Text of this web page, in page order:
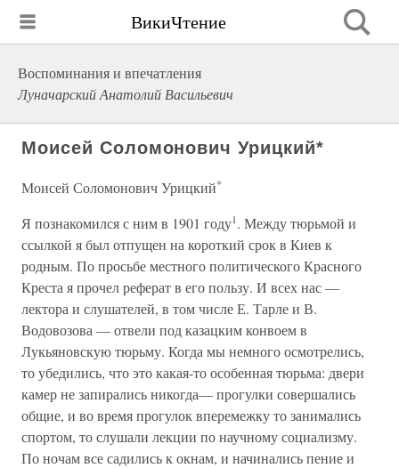
ВикиЧтение
Воспоминания и впечатления
Луначарский Анатолий Васильевич
Моисей Соломонович Урицкий*
Моисей Соломонович Урицкий*
Я познакомился с ним в 1901 году1. Между тюрьмой и
ссылкой я был отпущен на короткий срок в Киев к
родным. По просьбе местного политического Красного
Креста я прочел реферат в его пользу. И всех нас —
лектора и слушателей, в том числе Е. Тарле и В.
Водовозова — отвели под казацким конвоем в
Лукьяновскую тюрьму. Когда мы немного осмотрелись,
то убедились, что это какая-то особенная тюрьма: двери
камер не запирались никогда— прогулки совершались
общие, и во время прогулок вперемежку то занимались
спортом, то слушали лекции по научному социализму.
По ночам все садились к окнам, и начинались пение и